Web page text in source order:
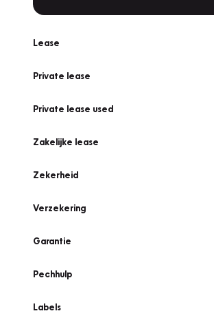
Lease
Private lease
Private lease used
Zakelijke lease
Zekerheid
Verzekering
Garantie
Pechhulp
Labels